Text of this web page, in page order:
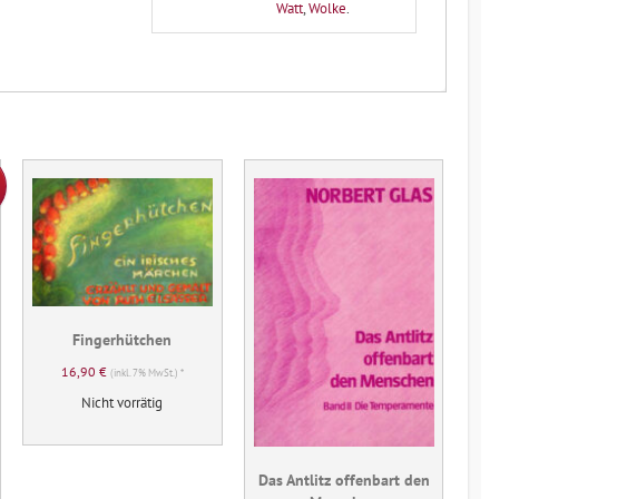
Watt,Wolke.
Fingerhütchen
16,90 € (inkl. 7% MwSt.) *
Nicht vorrätig
Das Antlitz offenbart den